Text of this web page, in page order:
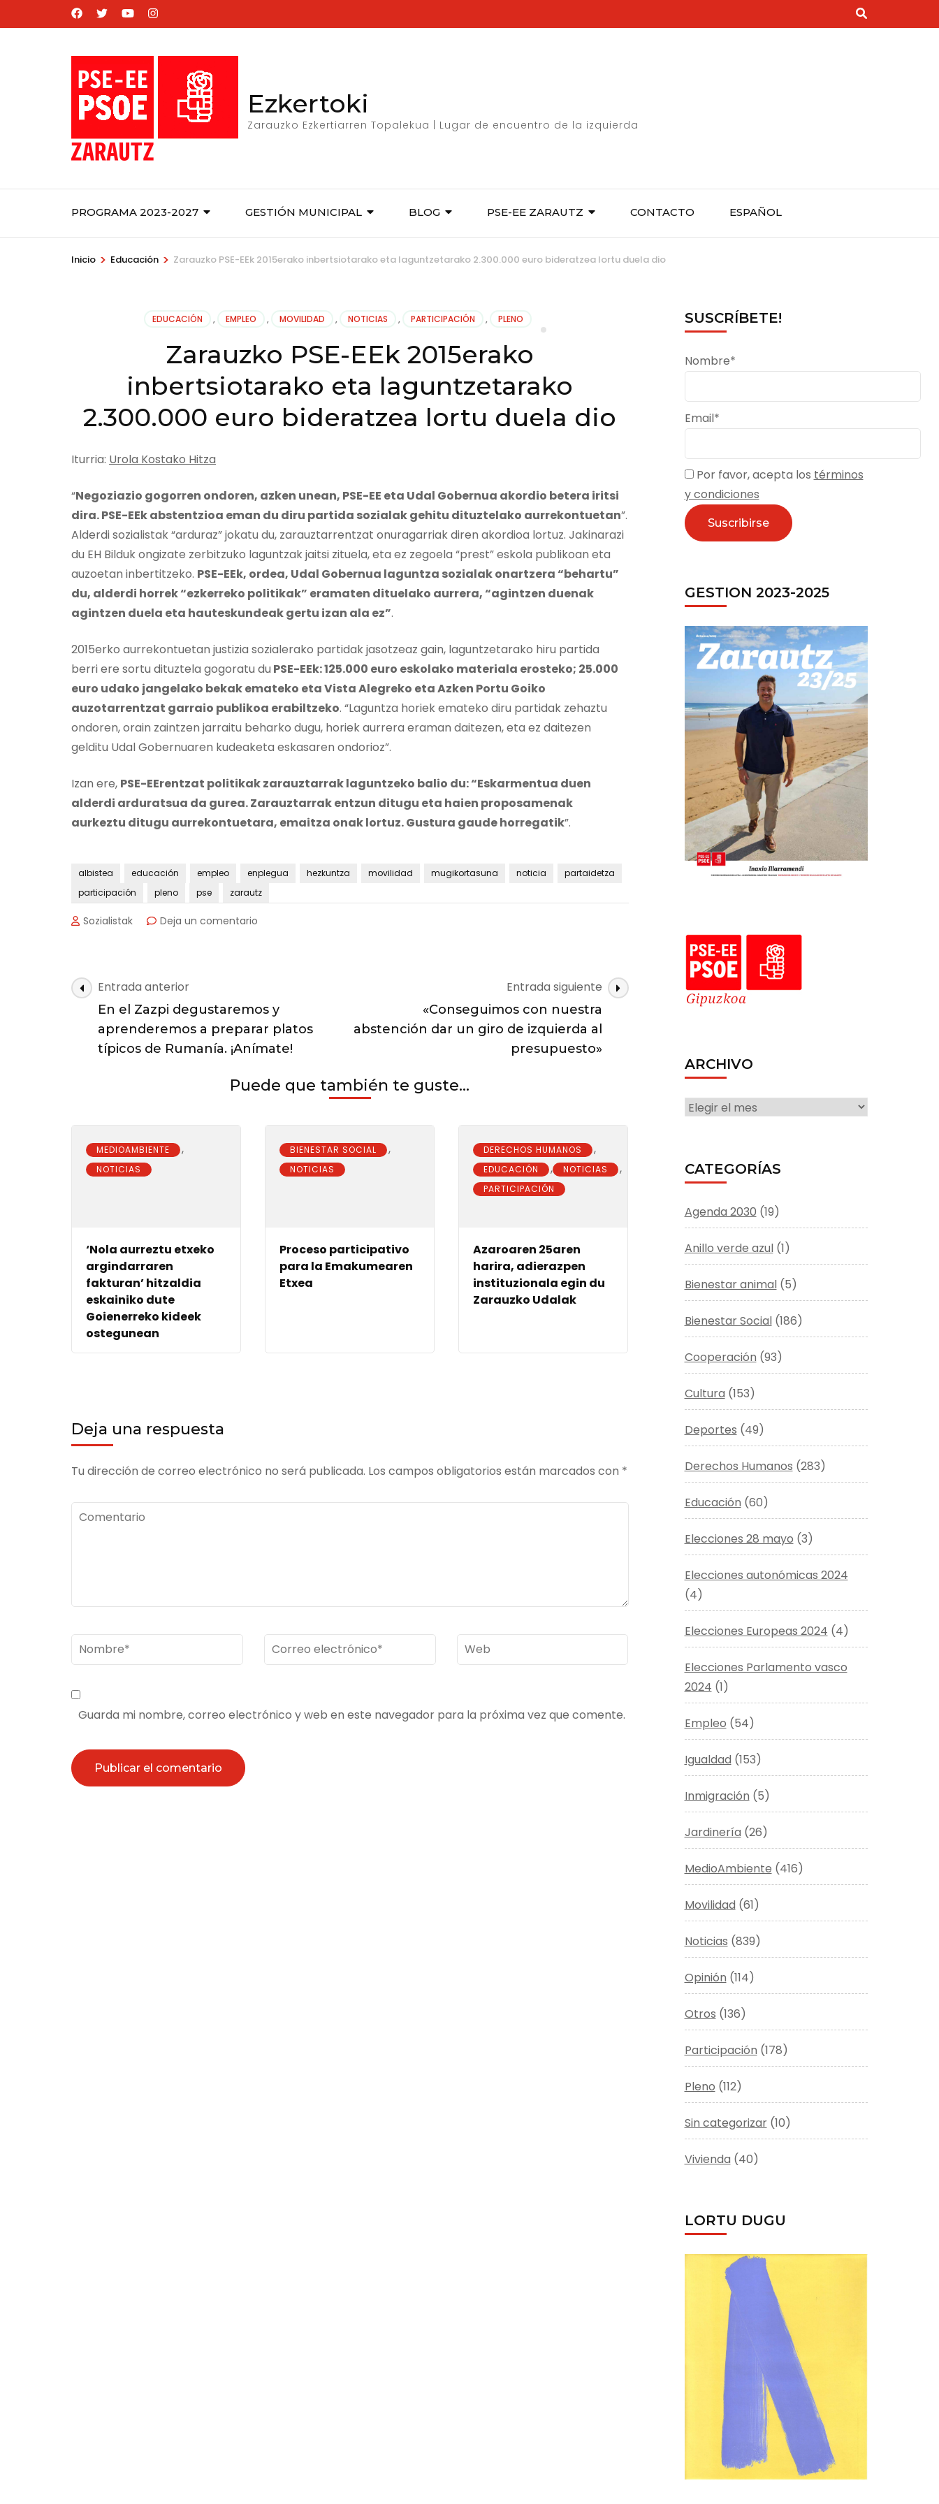
al
Ezkertoki
Zarauzko Ezkertiarren Topalekua | Lugar de encuentro de la izquierda
PROGRAMA 2023-2027 GESTIÓN MUNICIPAL BLOG PSE-EE ZARAUTZ CONTACTO ESPAÑOL
Inicio > Educación > Zarauzko PSE-EEk 2015erako inbertsiotarako eta laguntzetarako 2.300.000 euro bideratzea lortu duela dio
EDUCACIÓN , EMPLEO , MOVILIDAD , NOTICIAS , PARTICIPACIÓN , PLENO
Zarauzko PSE-EEk 2015erako
inbertsiotarako eta laguntzetarako
2.300.000 euro bideratzea lortu duela dio
Iturria: Urola Kostako Hitza
“Negoziazio gogorren ondoren, azken unean, PSE-EE eta Udal Gobernua akordio betera iritsi
dira. PSE-EEk abstentzioa eman du diru partida sozialak gehitu dituztelako aurrekontuetan”.
Alderdi sozialistak “arduraz” jokatu du, zarauztarrentzat onuragarriak diren akordioa lortuz. Jakinarazi
du EH Bilduk ongizate zerbitzuko laguntzak jaitsi zituela, eta ez zegoela “prest” eskola publikoan eta
auzoetan inbertitzeko. PSE-EEk, ordea, Udal Gobernua laguntza sozialak onartzera “behartu”
du, alderdi horrek “ezkerreko politikak” eramaten dituelako aurrera, “agintzen duenak
agintzen duela eta hauteskundeak gertu izan ala ez”.
2015erko aurrekontuetan justizia sozialerako partidak jasotzeaz gain, laguntzetarako hiru partida
berri ere sortu dituztela gogoratu du PSE-EEk: 125.000 euro eskolako materiala erosteko; 25.000
euro udako jangelako bekak emateko eta Vista Alegreko eta Azken Portu Goiko
auzotarrentzat garraio publikoa erabiltzeko. “Laguntza horiek emateko diru partidak zehaztu
ondoren, orain zaintzen jarraitu beharko dugu, horiek aurrera eraman daitezen, eta ez daitezen
gelditu Udal Gobernuaren kudeaketa eskasaren ondorioz”.
Izan ere, PSE-EErentzat politikak zarauztarrak laguntzeko balio du: “Eskarmentua duen
alderdi arduratsua da gurea. Zarauztarrak entzun ditugu eta haien proposamenak
aurkeztu ditugu aurrekontuetara, emaitza onak lortuz. Gustura gaude horregatik”.
albistea educación empleo enplegua hezkuntza movilidad mugikortasuna noticia
partaidetza
participación
pleno pse zarautz
Sozialistak Deja un comentario
eta
laguntzetarako
2.300.000
euro
lortu
Navegación
de
entradas
Entrada anterior
En el Zazpi degustaremos y
aprenderemos a preparar platos
típicos de Rumanía. ¡Anímate!
Entrada siguiente
«Conseguimos con nuestra
abstención dar un giro de izquierda al
presupuesto»
Puede que también te guste...
MEDIOAMBIENTE ,
NOTICIAS
‘Nola aurreztu etxeko
argindarraren
fakturan’ hitzaldia
eskainiko dute
Goienerreko kideek
ostegunean
BIENESTAR SOCIAL ,
NOTICIAS
Proceso participativo
para la Emakumearen
Etxea
DERECHOS HUMANOS ,
EDUCACIÓN , NOTICIAS ,
PARTICIPACIÓN
Azaroaren 25aren
harira, adierazpen
instituzionala egin du
Zarauzko Udalak
Deja una respuesta
Tu dirección de correo electrónico no será publicada. Los campos obligatorios están marcados con *
Comentario
Nombre*
Correo
electrónico*
Web
Guarda mi nombre, correo electrónico y web en este navegador para la próxima vez que comente.
SUSCRÍBETE!
Nombre*
Email*
Por favor, acepta los términos
y condiciones
GESTION 2023-2025
ARCHIVO
ARCHIVO
CATEGORÍAS
Agenda 2030 (19)
Anillo verde azul(1)
Bienestar animal(5)
Bienestar Social(186)
Cooperación (93)
Cultura (153)
Deportes (49)
Derechos Humanos (283)
Educación (60)
Elecciones 28 mayo (3)
Elecciones autonómicas 2024
(4)
Elecciones Europeas 2024 (4)
Elecciones Parlamento vasco
2024 (1)
Empleo (54)
Igualdad (153)
Inmigración (5)
Jardinería (26)
MedioAmbiente (416)
Movilidad (61)
Noticias (839)
Opinión (114)
Otros (136)
Participación (178)
Pleno (112)
Sin categorizar(10)
Vivienda (40)
LORTU DUGU